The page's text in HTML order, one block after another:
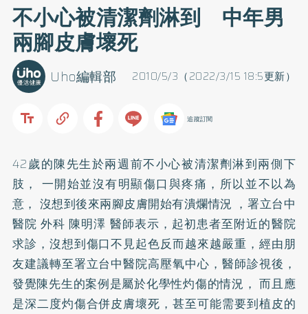
不小心被清潔劑淋到 中年男
兩腳皮膚壞死
2010/5/3（2022/3/15 18:5更新）
Uho編輯部
追蹤訂閱
42歲的陳先生於兩週前不小心被清潔劑淋到兩側下
肢， 一開始並沒有明顯傷口與疼痛，所以並不以為
意， 沒想到後來兩腳皮膚開始有潰爛情況 ，署立台中
醫院 外科 陳明澤 醫師表示，起初患者至附近的醫院
求診，沒想到傷口不見起色反而越來越嚴重，經由朋
友建議轉至署立台中醫院高壓氧中心，醫師診視後，
發覺陳先生的案例是屬於化學性灼傷的情況， 而且應
是深二度灼傷合併皮膚壞死，甚至可能需要到植皮的